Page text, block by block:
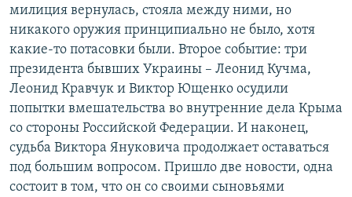
милиция вернулась, стояла между ними, но
никакого оружия принципиально не было, хотя
какие-то потасовки были. Второе событие: три
президента бывших Украины – Леонид Кучма,
Леонид Кравчук и Виктор Ющенко осудили
попытки вмешательства во внутренние дела Крыма
со стороны Российской Федерации. И наконец,
судьба Виктора Януковича продолжает оставаться
под большим вопросом. Пришло две новости, одна
состоит в том, что он со своими сыновьями